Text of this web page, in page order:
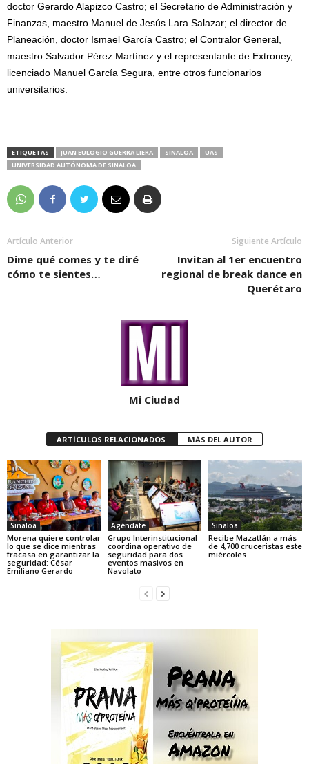
doctor Gerardo Alapizco Castro; el Secretario de Administración y
Finanzas, maestro Manuel de Jesús Lara Salazar; el director de
Planeación, doctor Ismael García Castro; el Contralor General,
maestro Salvador Pérez Martínez y el representante de Extroney,
licenciado Manuel García Segura, entre otros funcionarios
universitarios.
ETIQUETAS JUAN EULOGIO GUERRA LIERA SINALOA
UAS
UNIVERSIDAD AUTÓNOMA DE SINALOA
Artículo Anterior
Dime qué comes y te diré
cómo te sientes…
Siguiente Artículo
Invitan al 1er encuentro
regional de break dance en
Querétaro
Mi Ciudad
ARTÍCULOS RELACIONADOS MÁS DEL AUTOR
Sinaloa
Morena quiere controlar
lo que se dice mientras
fracasa en garantizar la
seguridad: César
Emiliano Gerardo
Agéndate
Grupo Interinstitucional
coordina operativo de
seguridad para dos
eventos masivos en
Navolato
Sinaloa
Recibe Mazatlán a más
de 4,700 cruceristas este
miércoles